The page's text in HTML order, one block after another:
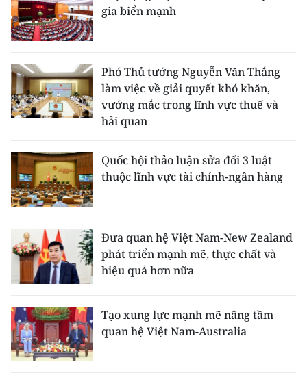
gia biển mạnh
Phó Thủ tướng Nguyễn Văn Thắng
làm việc về giải quyết khó khăn,
vướng mắc trong lĩnh vực thuế và
hải quan
Quốc hội thảo luận sửa đổi 3 luật
thuộc lĩnh vực tài chính-ngân hàng
Đưa quan hệ Việt Nam-New Zealand
phát triển mạnh mẽ, thực chất và
hiệu quả hơn nữa
Tạo xung lực mạnh mẽ nâng tầm
quan hệ Việt Nam-Australia